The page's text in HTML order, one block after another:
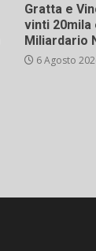
Gratta e
vinti 20mila
Miliardario
6 Agosto